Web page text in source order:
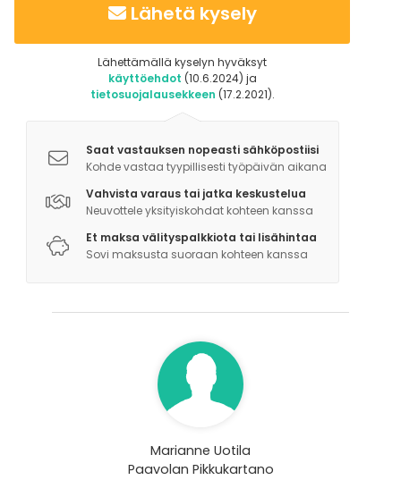
Lähetä kysely
Lähettämällä kyselyn hyväksyt
käyttöehdot (10.6.2024) ja
tietosuojalausekkeen (17.2.2021).
Saat vastauksen nopeasti sähköpostiisi
Kohde vastaa tyypillisesti työpäivän aikana
Vahvista varaus tai jatka keskustelua
Neuvottele yksityiskohdat kohteen kanssa
Et maksa välityspalkkiota tai lisähintaa
Sovi maksusta suoraan kohteen kanssa
Marianne Uotila
Paavolan Pikkukartano